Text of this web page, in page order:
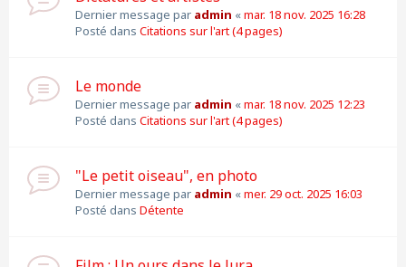
Dernier message par admin «mar. 18 nov. 2025 16:28
Posté dans Citations sur l'art (4 pages)
Le monde
Dernier message par admin «mar. 18 nov. 2025 12:23
Posté dans Citations sur l'art (4 pages)
"Le petit oiseau", en photo
Dernier message par admin «mer. 29 oct. 2025 16:03
Posté dans Détente